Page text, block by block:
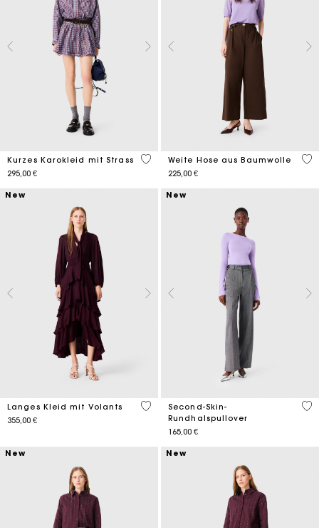
Kurzes Karokleid mit Strass
295,00 €
3,3 out of 5 Customer Rating
Weite Hose aus Baumwolle
225,00 €
5
New
Langes Kleid mit Volants
355,00 €
4,3 out of 5 Customer Rating
New
Second-Skin-
Rundhalspullover
165,00 €
4,7
New New